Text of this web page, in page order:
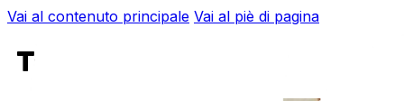
Vai al contenuto principale Vai al piè di pagina
Tag: